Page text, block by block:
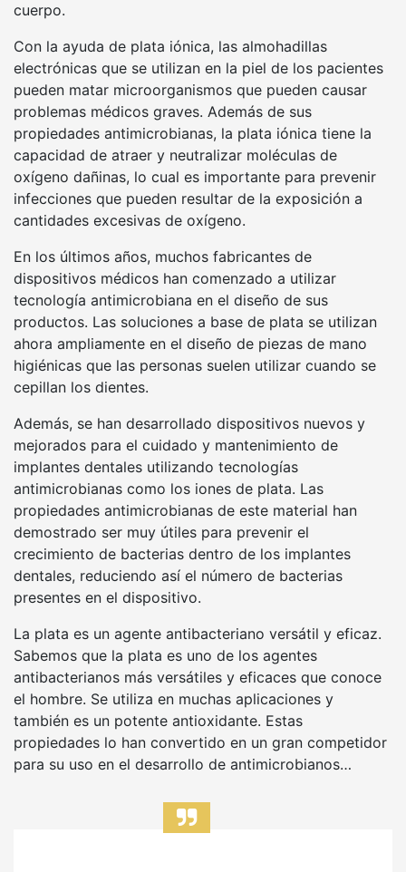
cuerpo.
Con la ayuda de plata iónica, las almohadillas
electrónicas que se utilizan en la piel de los pacientes
pueden matar microorganismos que pueden causar
problemas médicos graves. Además de sus
propiedades antimicrobianas, la plata iónica tiene la
capacidad de atraer y neutralizar moléculas de
oxígeno dañinas, lo cual es importante para prevenir
infecciones que pueden resultar de la exposición a
cantidades excesivas de oxígeno.
En los últimos años, muchos fabricantes de
dispositivos médicos han comenzado a utilizar
tecnología antimicrobiana en el diseño de sus
productos. Las soluciones a base de plata se utilizan
ahora ampliamente en el diseño de piezas de mano
higiénicas que las personas suelen utilizar cuando se
cepillan los dientes.
Además, se han desarrollado dispositivos nuevos y
mejorados para el cuidado y mantenimiento de
implantes dentales utilizando tecnologías
antimicrobianas como los iones de plata. Las
propiedades antimicrobianas de este material han
demostrado ser muy útiles para prevenir el
crecimiento de bacterias dentro de los implantes
dentales, reduciendo así el número de bacterias
presentes en el dispositivo.
La plata es un agente antibacteriano versátil y eficaz.
Sabemos que la plata es uno de los agentes
antibacterianos más versátiles y eficaces que conoce
el hombre. Se utiliza en muchas aplicaciones y
también es un potente antioxidante. Estas
propiedades lo han convertido en un gran competidor
para su uso en el desarrollo de antimicrobianos…